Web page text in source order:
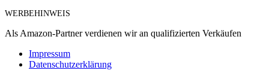
WERBEHINWEIS
Als Amazon-Partner verdienen wir an qualifizierten Verkäufen
Impressum
Datenschutzerklärung